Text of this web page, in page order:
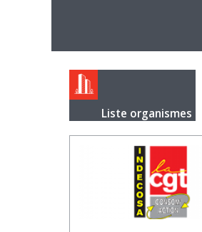
Liste organismes